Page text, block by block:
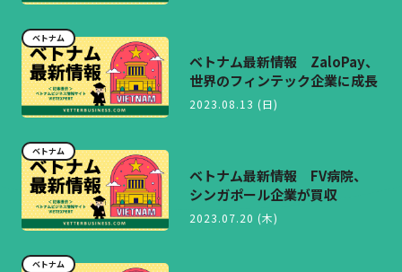
ベトナム
ベトナム最新情報 ZaloPay、
世界のフィンテック企業に成長
2023.08.13 (日)
ベトナム
ベトナム最新情報 FV病院、
シンガポール企業が買収
2023.07.20 (木)
ベトナム